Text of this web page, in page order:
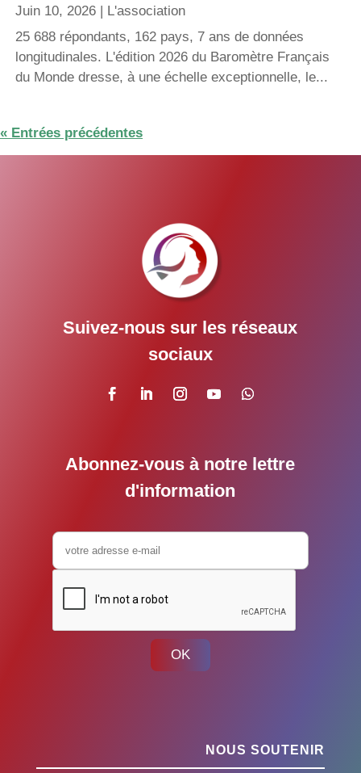
Juin 10, 2026
L'association
25 688 répondants, 162 pays, 7 ans de données
longitudinales. L'édition 2026 du Baromètre Français
du Monde dresse, à une échelle exceptionnelle, le...
« Entrées précédentes
Suivez-nous sur les réseaux
sociaux
Abonnez-vous à notre lettre
d'information
OK
NOUS SOUTENIR